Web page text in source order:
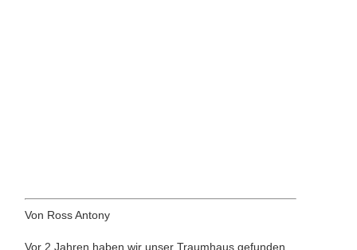
Von Ross Antony
Vor 2 Jahren haben wir unser Traumhaus gefunden